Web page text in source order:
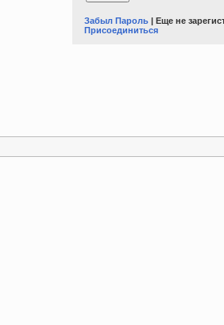
Забыл Пароль | Еще не
Присоединиться